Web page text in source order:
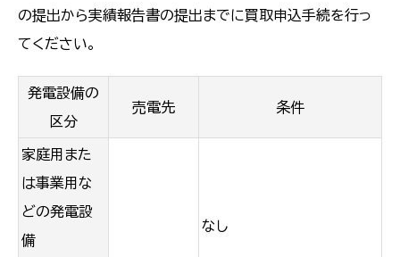
の提出から実績報告書の提出までに買取申込手続を行っ
てください。
発電設備の
区分
売電先 条件
家庭用また
は事業用な
どの発電設
備
なし